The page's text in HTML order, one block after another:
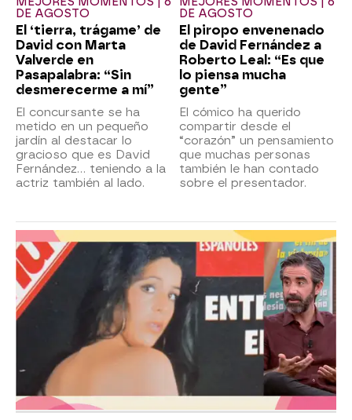
DE AGOSTO
El ‘tierra, trágame’ de
David con Marta
Valverde en
Pasapalabra: “Sin
desmerecerme a mí”
El concursante se ha
metido en un pequeño
jardín al destacar lo
gracioso que es David
Fernández… teniendo a la
actriz también al lado.
DE AGOSTO
El piropo envenenado
de David Fernández a
Roberto Leal: “Es que
lo piensa mucha
gente”
El cómico ha querido
compartir desde el
“corazón” un pensamiento
que muchas personas
también le han contado
sobre el presentador.